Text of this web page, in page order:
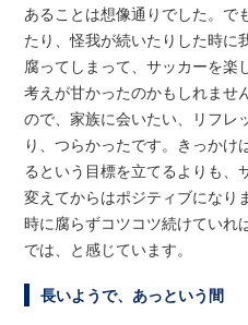
あることは想像通りでした。で
たり、怪我が続いたりした時に
腐ってしまって、サッカーを楽
考えが甘かったのかもしれませ
ので、家族に会いたい、リフレ
り、つらかったです。きっかけ
るという目標を立てるよりも、
変えてからはポジティブになり
時に腐らずコツコツ続けていれ
では、と感じています。
長いようで、あっという間